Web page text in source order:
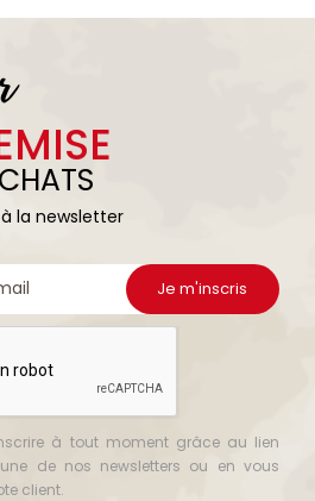
la newsletter
à tout moment grâce au lien
de nos newsletters ou en vous
client.